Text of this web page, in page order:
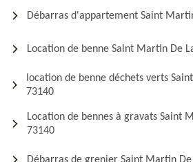
Débarras d'appartement Saint
Location de benne Saint Martin De
location de benne déchets verts
73140
Location de bennes à gravats Saint
73140